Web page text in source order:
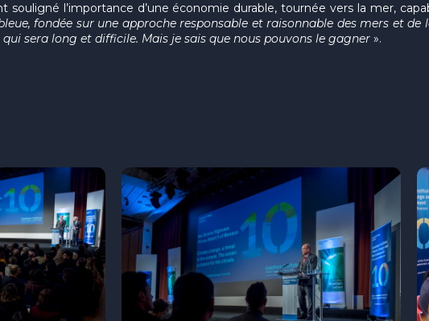
souligné l’importance d’une économie durable, tournée vers la mer,
fondée sur une approche responsable et raisonnable des mers et
sera long et difficile. Mais je sais que nous pouvons le gagner».